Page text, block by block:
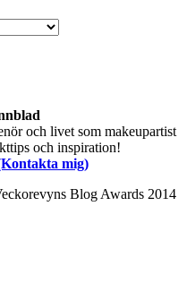
och livet som makeupartist
och inspiration!
mig)
Blog Awards 2014